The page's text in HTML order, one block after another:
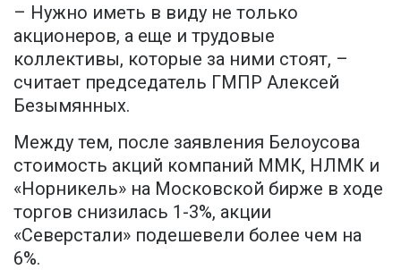
– Нужно иметь в виду не только
акционеров, а еще и трудовые
коллективы, которые за ними стоят, –
считает председатель ГМПР Алексей
Безымянных.
Между тем, после заявления Белоусова
стоимость акций компаний ММК, НЛМК и
«Норникель» на Московской бирже в ходе
торгов снизилась 1-3%, акции
«Северстали» подешевели более чем на
6%.